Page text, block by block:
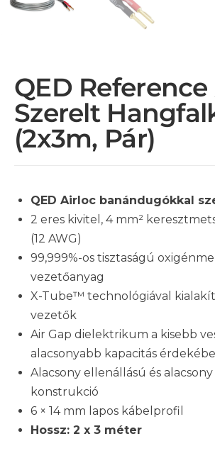
QED Reference
Szerelt
(2x3m, Pár)
QED Airloc banándugókkal
2 eres kivitel, 4 mm²
(12 AWG)
99,999%-os tisztaságú
vezetőanyag
X-Tube™ technológiával
vezetők
Air Gap dielektrikum a kisebb
alacsonyabb kapacitás
Alacsony ellenállású és
konstrukció
6 × 14 mm lapos kábelprofil
Hossz: 2 x 3 méter